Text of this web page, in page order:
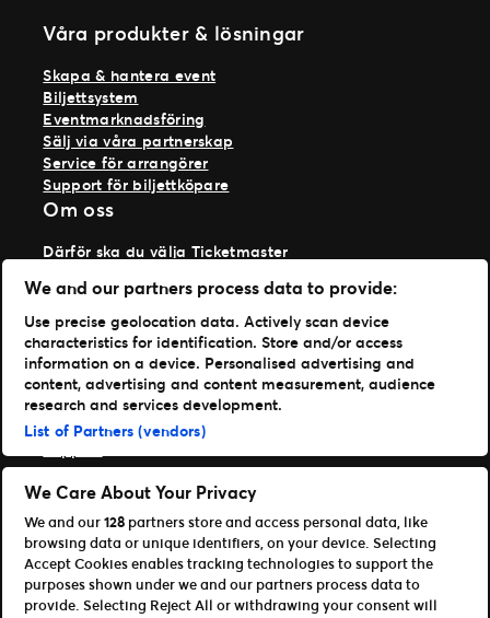
Våra produkter & lösningar
Skapa & hantera event
Biljettsystem
Eventmarknadsföring
Sälj via våra partnerskap
Service för arrangörer
Support för biljettköpare
Om oss
Därför ska du välja Ticketmaster
Vi på Ticketmaster
Vår historia
Jobba hos oss
Materialspecifikationer
Läs mer
Nyheter
Logga in på TM1
Content Hub
Våra appar
Ticketmaster
We and our partners process data to provide:
Use precise geolocation data. Actively scan device
characteristics for identification. Store and/or access
information on a device. Personalised advertising and
content, advertising and content measurement, audience
research and services development.
List of Partners (vendors)
We Care About Your Privacy
We and our128 partners store and access personal data, like
browsing data or unique identifiers, on your device. Selecting
Accept Cookies enables tracking technologies to support the
purposes shown under we and our partners process data to
provide. Selecting Reject All or withdrawing your consent will